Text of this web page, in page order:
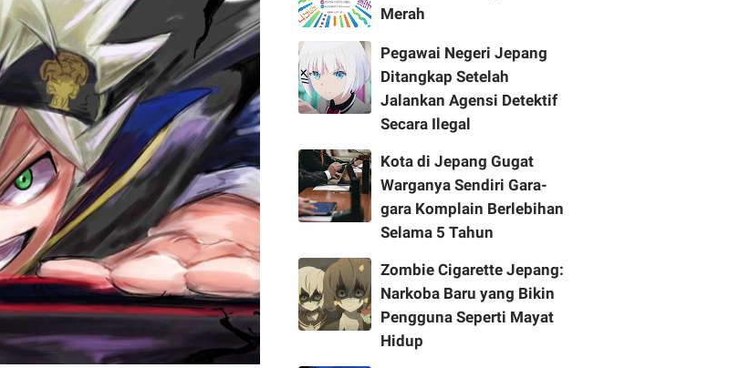
Merah
Pegawai Negeri Jepang
Ditangkap Setelah
Jalankan Agensi Detektif
Secara Ilegal
Kota di Jepang Gugat
Warganya Sendiri Gara-
gara Komplain Berlebihan
Selama 5 Tahun
Zombie Cigarette Jepang:
Narkoba Baru yang Bikin
Pengguna Seperti Mayat
Hidup